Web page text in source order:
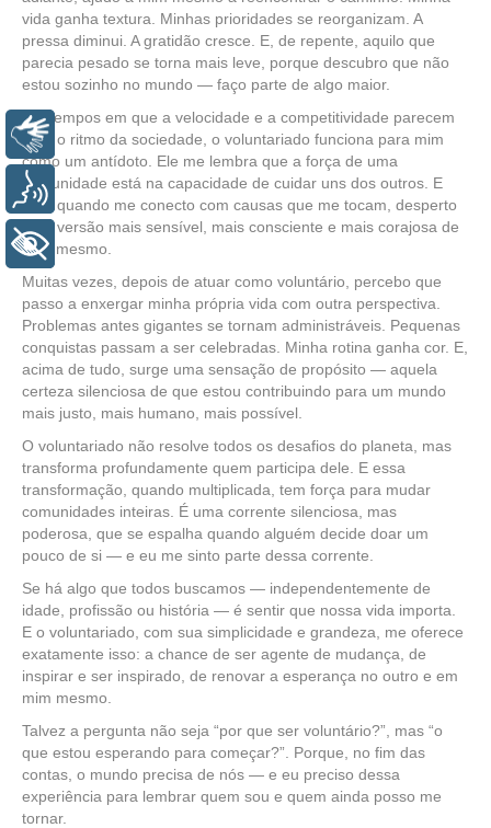
vida ganha textura. Minhas prioridades se reorganizam. A
pressa diminui. A gratidão cresce. E, de repente, aquilo que
parecia pesado se torna mais leve, porque descubro que não
estou sozinho no mundo — faço parte de algo maior.
Em tempos em que a velocidade e a competitividade parecem
ditar o ritmo da sociedade, o voluntariado funciona para mim
como um antídoto. Ele me lembra que a força de uma
comunidade está na capacidade de cuidar uns dos outros. E
que, quando me conecto com causas que me tocam, desperto
uma versão mais sensível, mais consciente e mais corajosa de
mim mesmo.
Muitas vezes, depois de atuar como voluntário, percebo que
passo a enxergar minha própria vida com outra perspectiva.
Problemas antes gigantes se tornam administráveis. Pequenas
conquistas passam a ser celebradas. Minha rotina ganha cor. E,
acima de tudo, surge uma sensação de propósito — aquela
certeza silenciosa de que estou contribuindo para um mundo
mais justo, mais humano, mais possível.
O voluntariado não resolve todos os desafios do planeta, mas
transforma profundamente quem participa dele. E essa
transformação, quando multiplicada, tem força para mudar
comunidades inteiras. É uma corrente silenciosa, mas
poderosa, que se espalha quando alguém decide doar um
pouco de si — e eu me sinto parte dessa corrente.
Se há algo que todos buscamos — independentemente de
idade, profissão ou história — é sentir que nossa vida importa.
E o voluntariado, com sua simplicidade e grandeza, me oferece
exatamente isso: a chance de ser agente de mudança, de
inspirar e ser inspirado, de renovar a esperança no outro e em
mim mesmo.
Talvez a pergunta não seja “por que ser voluntário?”, mas “o
que estou esperando para começar?”. Porque, no fim das
contas, o mundo precisa de nós — e eu preciso dessa
experiência para lembrar quem sou e quem ainda posso me
tornar.
Libras
Voz
+ Acessibilidade